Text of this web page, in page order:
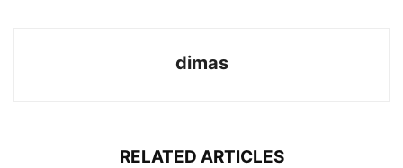
dimas
RELATED ARTICLES